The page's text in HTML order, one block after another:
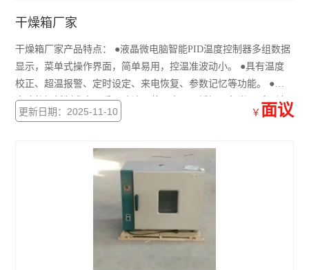
干燥箱厂家
干燥箱厂家产品特点： ●液晶微电脑智能PID温度控制器多组数据
显示，菜单式操作界面，简单易用，控温准波动小。 ●具有温度
校正、超温报警、定时设定、来电恢复、参数记忆等功能。 ●外
壳冷轧钢板制造表面采用喷涂工艺，内胆不锈钢四角半圆弧设计
易清洁，箱内搁板间距可调。 ●工作室与外箱之间保温材料为玻
更新日期：2025-11-10 ￥ 面议